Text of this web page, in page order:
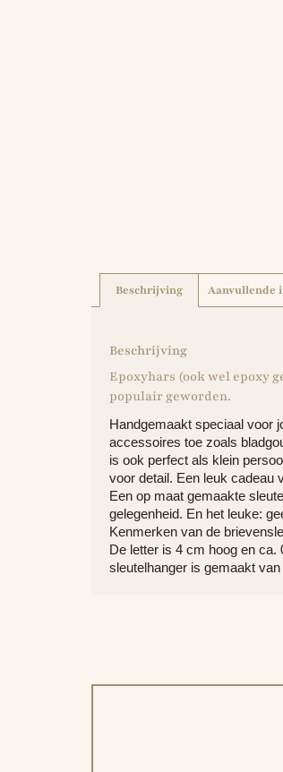
Beschrijving Aanvullende
Beschrijving
Epoxyhars (ook wel epoxy
populair geworden.
Handgemaakt speciaal voor
accessoires toe zoals
is ook perfect als klein
voor detail. Een leuk cadeau
Een op maat gemaakte
gelegenheid. En het leuke:
Kenmerken van de
De letter is 4 cm hoog en
sleutelhanger is gemaakt